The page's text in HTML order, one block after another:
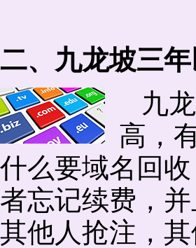
二、九龙坡三
九
高，
什么要域名回
者忘记续费，
其他人抢注，